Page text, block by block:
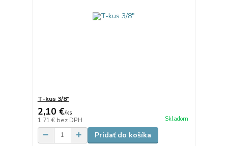
T-kus 3/8"
2,10 €/ks
1,71 € bez DPH Skladom
Pridať do košíka